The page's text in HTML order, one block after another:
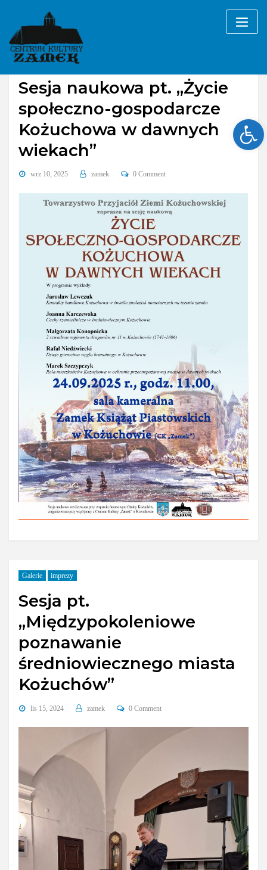
content
Bez kategorii
Sesja naukowa pt. „Życie
społeczno-gospodarcze
Kożuchowa w dawnych
wiekach”
wrz 10, 2025 zamek 0 Comment
Galerie imprezy
Sesja pt.
„Międzypokoleniowe
poznawanie
średniowiecznego miasta
Kożuchów”
lis 15, 2024 zamek 0 Comment